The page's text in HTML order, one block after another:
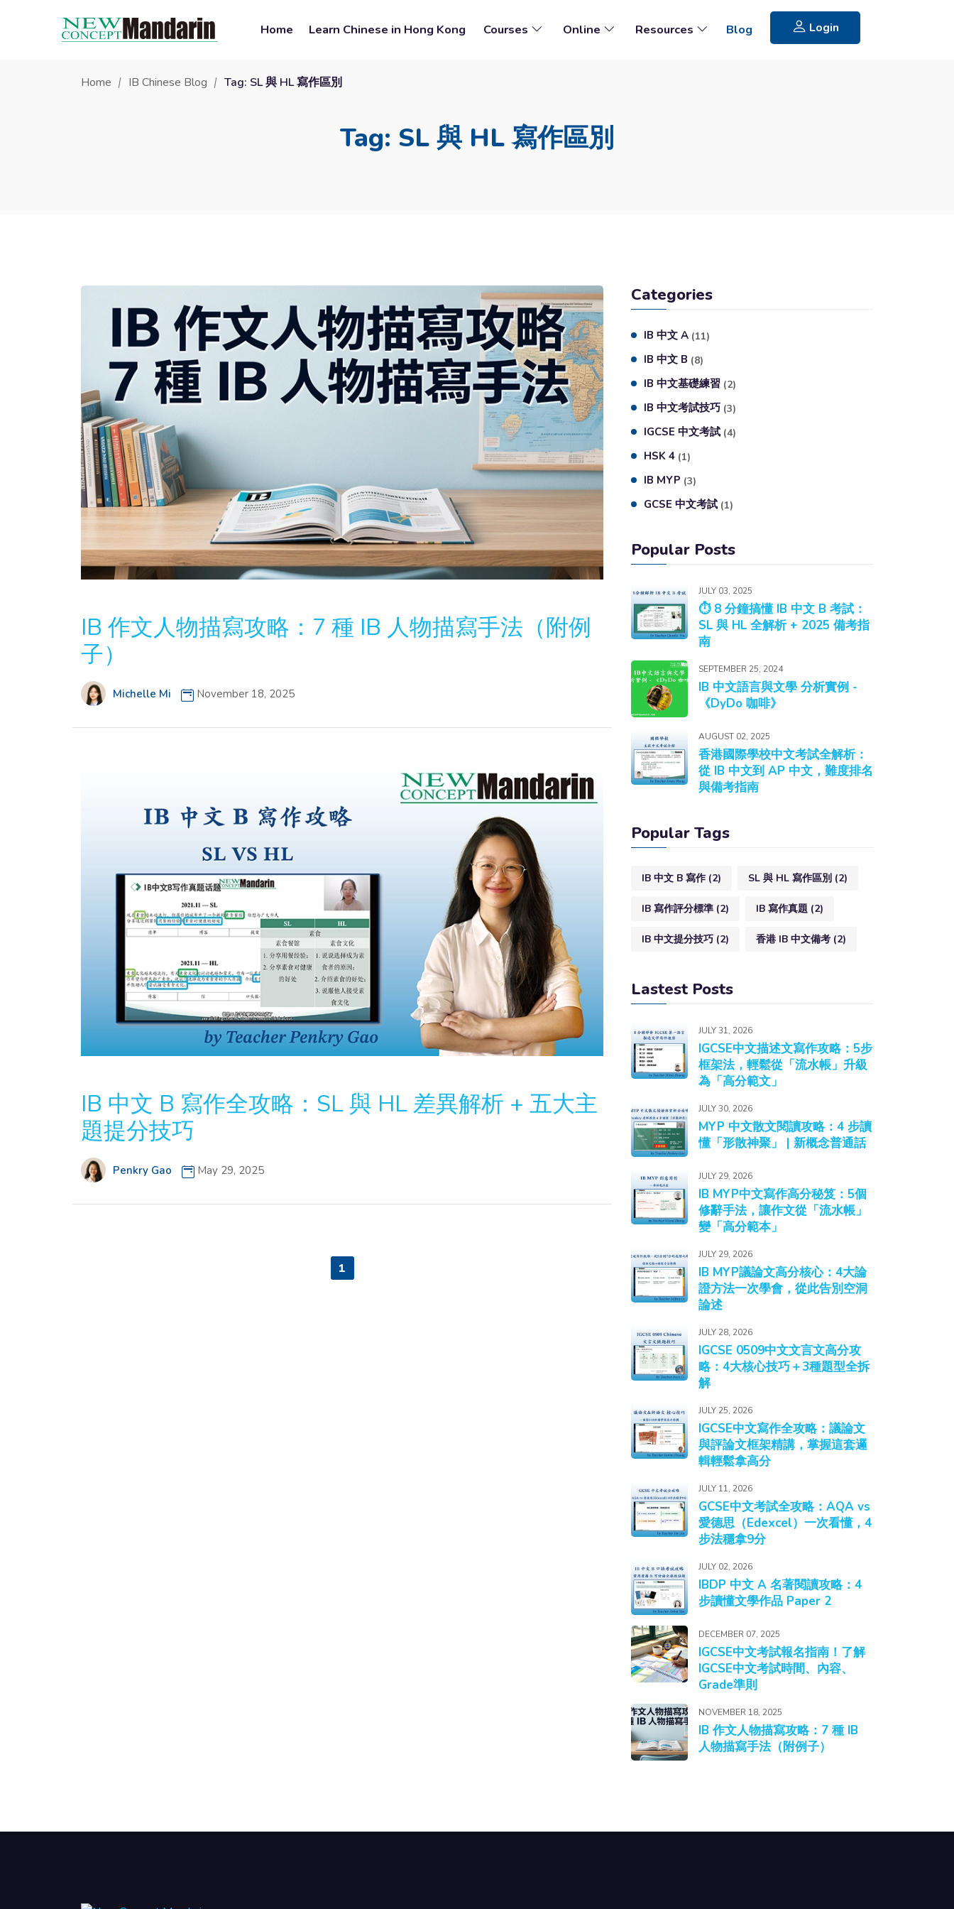
Home Learn Chinese in Hong Kong Courses Online Resources Blog Login
Home IB Chinese Blog Tag: SL 與 HL 寫作區別
Tag: SL 與 HL 寫作區別
IB 作文人物描寫攻略：7 種 IB 人物描寫手法（附例
子）
Michelle Mi November 18, 2025
IB 中文 B 寫作全攻略：SL 與 HL 差異解析 + 五大主
題提分技巧
Penkry Gao May 29, 2025
1
Categories
IB 中文 A (11)
IB 中文 B (8)
IB 中文基礎練習 (2)
IB 中文考試技巧 (3)
IGCSE 中文考試 (4)
HSK 4 (1)
IB MYP (3)
GCSE 中文考試 (1)
Popular Posts
JULY 03, 2025
⏱️ 8 分鐘搞懂 IB 中文 B 考試：
SL 與 HL 全解析 + 2025 備考指
南
SEPTEMBER 25, 2024
IB 中文語言與文學 分析實例 -
《DyDo 咖啡》
AUGUST 02, 2025
香港國際學校中文考試全解析：
從 IB 中文到 AP 中文，難度排名
與備考指南
Popular Tags
IB 中文 B 寫作 (2) SL 與 HL 寫作區別 (2)
IB 寫作評分標準 (2) IB 寫作真題 (2)
IB 中文提分技巧 (2) 香港 IB 中文備考 (2)
Lastest Posts
JULY 31, 2026
IGCSE中文描述文寫作攻略：5步
框架法，輕鬆從「流水帳」升級
為「高分範文」
JULY 30, 2026
MYP 中文散文閱讀攻略：4 步讀
懂「形散神聚」 | 新概念普通話
JULY 29, 2026
IB MYP中文寫作高分秘笈：5個
修辭手法，讓作文從「流水帳」
變「高分範本」
JULY 29, 2026
IB MYP議論文高分核心：4大論
證方法一次學會，從此告別空洞
論述
JULY 28, 2026
IGCSE 0509中文文言文高分攻
略：4大核心技巧＋3種題型全拆
解
JULY 25, 2026
IGCSE中文寫作全攻略：議論文
與評論文框架精講，掌握這套邏
輯輕鬆拿高分
JULY 11, 2026
GCSE中文考試全攻略：AQA vs
愛德思（Edexcel）一次看懂，4
步法穩拿9分
JULY 02, 2026
IBDP 中文 A 名著閱讀攻略：4
步讀懂文學作品 Paper 2
DECEMBER 07, 2025
IGCSE中文考試報名指南！了解
IGCSE中文考試時間、內容、
Grade準則
NOVEMBER 18, 2025
IB 作文人物描寫攻略：7 種 IB
人物描寫手法（附例子）